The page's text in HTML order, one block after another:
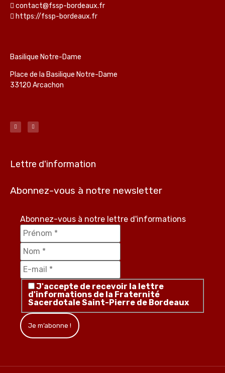
contact@fssp-bordeaux.fr
https://fssp-bordeaux.fr
Basilique Notre-Dame
Place de la Basilique Notre-Dame
33120 Arcachon
Lettre d'information
Abonnez-vous à notre newsletter
Abonnez-vous à notre lettre d'informations
J'accepte de recevoir la lettre
d'informations de la Fraternité
Sacerdotale Saint-Pierre de Bordeaux